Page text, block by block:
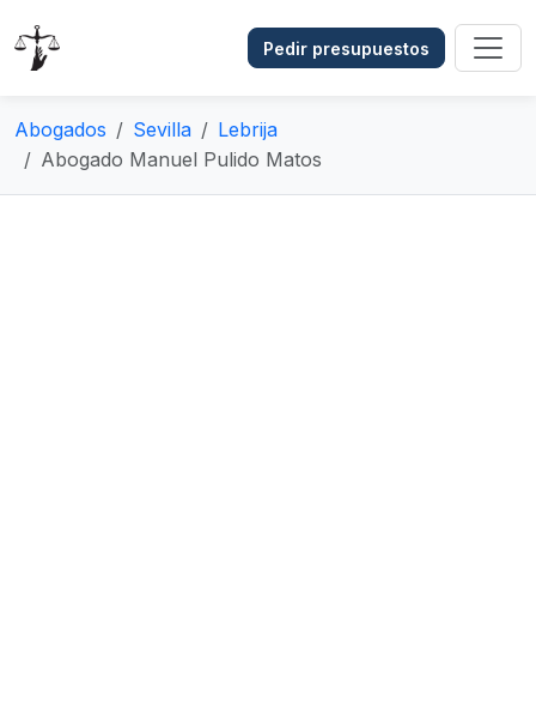
Pedir presupuestos
Abogados Sevilla
Lebrija
Abogado Manuel Pulido Matos